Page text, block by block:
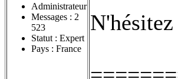
Administrateur
Messages : 2
523
Statut : Expert
Pays : France